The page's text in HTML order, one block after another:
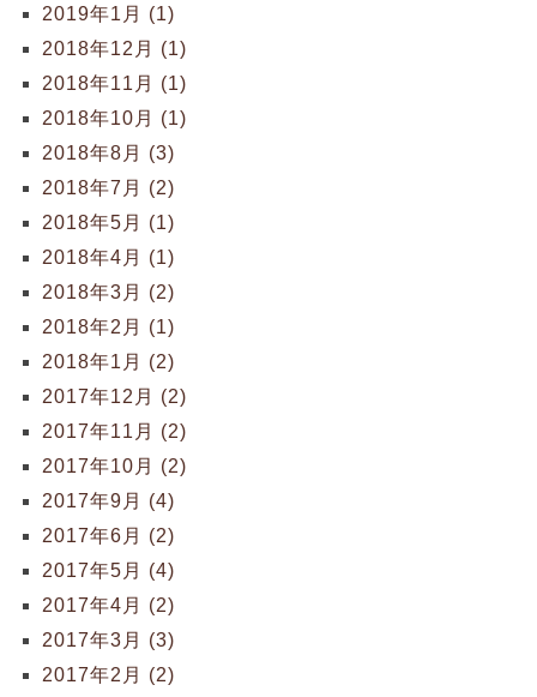
2019年1月 (1)
2018年12月 (1)
2018年11月 (1)
2018年10月 (1)
2018年8月 (3)
2018年7月 (2)
2018年5月 (1)
2018年4月 (1)
2018年3月 (2)
2018年2月 (1)
2018年1月 (2)
2017年12月 (2)
2017年11月 (2)
2017年10月 (2)
2017年9月 (4)
2017年6月 (2)
2017年5月 (4)
2017年4月 (2)
2017年3月 (3)
2017年2月 (2)